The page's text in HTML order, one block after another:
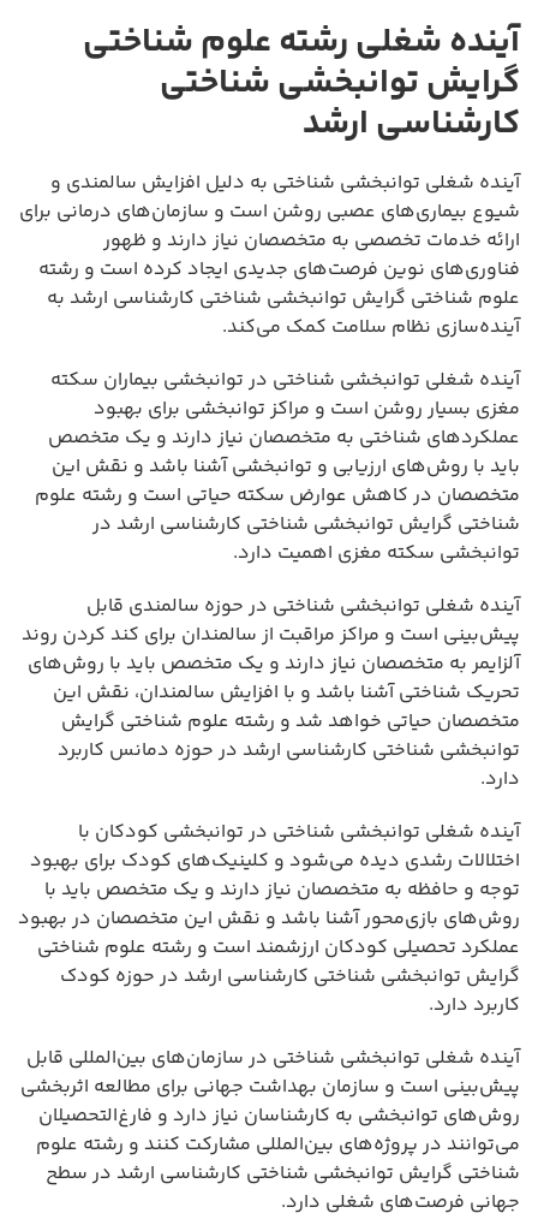
آینده شغلی رشته علوم شناختی
گرایش توانبخشی شناختی
کارشناسی ارشد
آینده شغلی توانبخشی شناختی به دلیل افزایش سالمندی و
شیوع بیماری‌های عصبی روشن است و سازمان‌های درمانی برای
ارائه خدمات تخصصی به متخصصان نیاز دارند و ظهور
فناوری‌های نوین فرصت‌های جدیدی ایجاد کرده است و رشته
علوم شناختی گرایش توانبخشی شناختی کارشناسی ارشد به
آینده‌سازی نظام سلامت کمک می‌کند.
آینده شغلی توانبخشی شناختی در توانبخشی بیماران سکته
مغزی بسیار روشن است و مراکز توانبخشی برای بهبود
عملکردهای شناختی به متخصصان نیاز دارند و یک متخصص
باید با روش‌های ارزیابی و توانبخشی آشنا باشد و نقش این
متخصصان در کاهش عوارض سکته حیاتی است و رشته علوم
شناختی گرایش توانبخشی شناختی کارشناسی ارشد در
توانبخشی سکته مغزی اهمیت دارد.
آینده شغلی توانبخشی شناختی در حوزه سالمندی قابل
پیش‌بینی است و مراکز مراقبت از سالمندان برای کند کردن روند
آلزایمر به متخصصان نیاز دارند و یک متخصص باید با روش‌های
تحریک شناختی آشنا باشد و با افزایش سالمندان، نقش این
متخصصان حیاتی خواهد شد و رشته علوم شناختی گرایش
توانبخشی شناختی کارشناسی ارشد در حوزه دمانس کاربرد
دارد.
آینده شغلی توانبخشی شناختی در توانبخشی کودکان با
اختلالات رشدی دیده می‌شود و کلینیک‌های کودک برای بهبود
توجه و حافظه به متخصصان نیاز دارند و یک متخصص باید با
روش‌های بازی‌محور آشنا باشد و نقش این متخصصان در بهبود
عملکرد تحصیلی کودکان ارزشمند است و رشته علوم شناختی
گرایش توانبخشی شناختی کارشناسی ارشد در حوزه کودک
کاربرد دارد.
آینده شغلی توانبخشی شناختی در سازمان‌های بین‌المللی قابل
پیش‌بینی است و سازمان بهداشت جهانی برای مطالعه اثربخشی
روش‌های توانبخشی به کارشناسان نیاز دارد و فارغ‌التحصیلان
می‌توانند در پروژه‌های بین‌المللی مشارکت کنند و رشته علوم
شناختی گرایش توانبخشی شناختی کارشناسی ارشد در سطح
جهانی فرصت‌های شغلی دارد.